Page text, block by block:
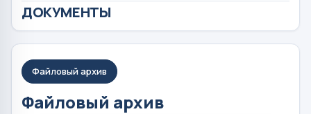
ДОКУМЕНТЫ
Файловый архив
Файловый архив